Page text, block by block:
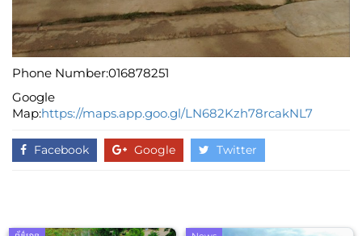
Phone Number:016878251
Google
Map:https://maps.app.goo.gl/LN682Kzh78rcakNL7
Facebook Google Twitter